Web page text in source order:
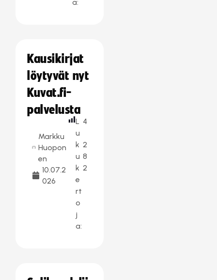
a:
Kausikirjat
löytyvät nyt
Kuvat.fi-
palvelusta
Markku
Huopon
en
10.07.2
026
L
u
k
u
k
e
rt
o
j
a:
4
2
8
2